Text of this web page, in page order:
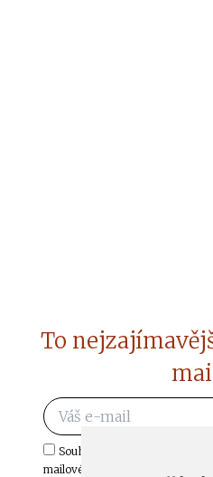
To
Souhlasím s odběrem
mailové schránky.